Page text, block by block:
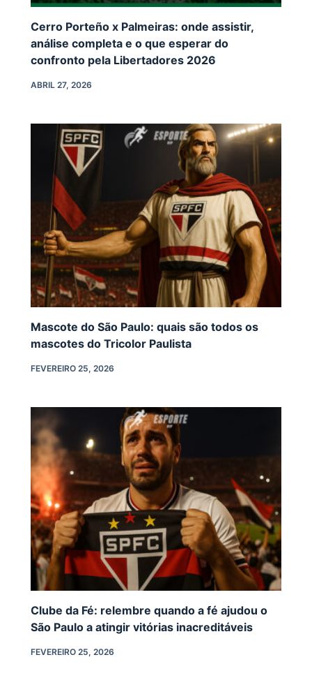
Cerro Porteño x Palmeiras: onde assistir,
análise completa e o que esperar do
confronto pela Libertadores 2026
ABRIL 27, 2026
Mascote do São Paulo: quais são todos os
mascotes do Tricolor Paulista
FEVEREIRO 25, 2026
Clube da Fé: relembre quando a fé ajudou o
São Paulo a atingir vitórias inacreditáveis
FEVEREIRO 25, 2026